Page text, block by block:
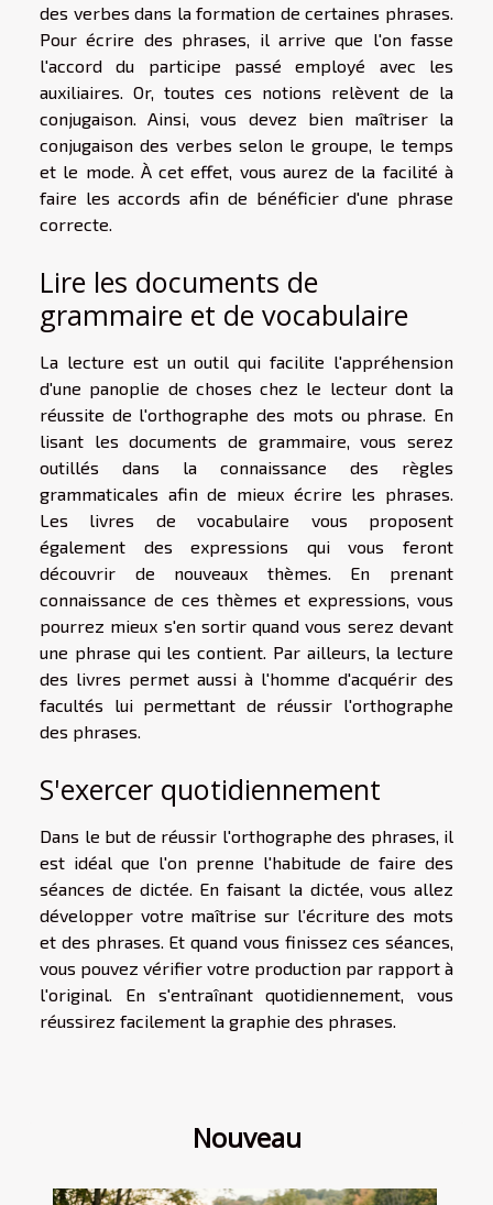
des verbes dans la formation de certaines phrases.
Pour écrire des phrases, il arrive que l'on fasse
l'accord du participe passé employé avec les
auxiliaires. Or, toutes ces notions relèvent de la
conjugaison. Ainsi, vous devez bien maîtriser la
conjugaison des verbes selon le groupe, le temps
et le mode. À cet effet, vous aurez de la facilité à
faire les accords afin de bénéficier d'une phrase
correcte.
Lire les documents de
grammaire et de vocabulaire
La lecture est un outil qui facilite l'appréhension
d'une panoplie de choses chez le lecteur dont la
réussite de l'orthographe des mots ou phrase. En
lisant les documents de grammaire, vous serez
outillés dans la connaissance des règles
grammaticales afin de mieux écrire les phrases.
Les livres de vocabulaire vous proposent
également des expressions qui vous feront
découvrir de nouveaux thèmes. En prenant
connaissance de ces thèmes et expressions, vous
pourrez mieux s'en sortir quand vous serez devant
une phrase qui les contient. Par ailleurs, la lecture
des livres permet aussi à l'homme d'acquérir des
facultés lui permettant de réussir l'orthographe
des phrases.
S'exercer quotidiennement
Dans le but de réussir l'orthographe des phrases, il
est idéal que l'on prenne l'habitude de faire des
séances de dictée. En faisant la dictée, vous allez
développer votre maîtrise sur l'écriture des mots
et des phrases. Et quand vous finissez ces séances,
vous pouvez vérifier votre production par rapport à
l'original. En s'entraînant quotidiennement, vous
réussirez facilement la graphie des phrases.
Nouveau